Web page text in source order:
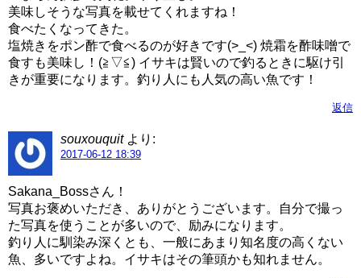
美味しそうな写真を載せてくれますね！
食べたくなってきた。
塩焼きをポン酢で食べるのが好きです(>_<) 焼霜を酢味噌で
食すも美味し！(≧▽≦) イサキは賢いので釣るときに駆け引
きが重要になります。釣り人にも人気の高い魚です！
返信
souxouquit より:
2017-06-12 18:39
Sakana_Bossさん！
写真お褒めいただき、ありがとうございます。自分で撮っ
た写真を使うことが多いので、励みになります。
釣り人に馴染み深くとも、一般にあまり知名度の高くない
魚、多いですよね。イサキはその筆頭かも知れません。